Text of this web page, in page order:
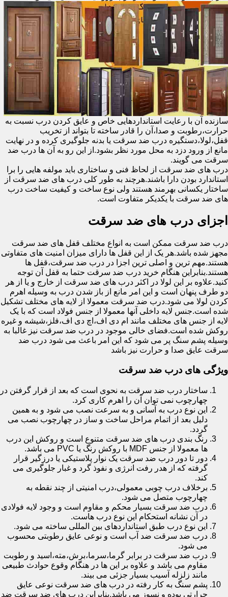
سازنده آن با رعایت استانداردهایی خاص و عایق کردن درب نسبت به
حرارت،رطوبت و صدا،آن را قادر ساخته تا بتواند از تخریب
قفل،لولا،دستگیره درب ضد سرقت یا بدنه جلوگیری کرده و در نهایت
مانع از ورود دزد به محل مورد نظر بشود.از این رو به آن ها درب ضد
سرقت می گویند.
درب های ضد سرقت از لحاظ فنی و ساختاری باید مولفه هایی را برا
استاندارد بودن دارا باشند.هرچند به طور کلی درب های ضد سرقت از
ساختار یکسانی بهرمند هستند ولی نوع ساخت و کیفیت ساخت درب
های ضد سرقت با یکدیکر متفاوت است.
اجزای درب های ضد سرقت
درب ضد سرقت ممکن است به انواع مختلف قفل های ضد سرقت
مجهز شده باشد.هر یک از این قفل ها دارای میزان امنیت های متفاوتی
هستند.مهم ترین و اصلی ترین اجزا در درب ضد سرقت،قفل ها
هستند.بنابراین هنگام خرید درب ضد سرقت حتما به قفل آن توجه
کنید.علاوه بر این لولا در اکثر درب های ضد سرقت از خارج و یا از هر
دو طرف پنهان است و این امر مانع از باز شدن درب به وسیله اهرم
کردن لولا می شود.درب ضد سرقت معمولا از لایه های مختلف تشکیل
شده است.جنس لایه داخلی آنها معمولا از جنس فولاد است که با یک
لایه از جنس های مختلف مانند ام دی اف،اچ دی اف،فلز،شیشه و غیره
روکش شده است.فضای خالی موجود در درب ضد سرقت نیز غالبا به
وسیله پشم سنگ پر می شود که این امر باعث می شود درب ضد
سرقت عایق صدا و حرارت نیز باشد
ویژگی های درب ضد سرقت
ساختار درب ضد سرقت به نحوی است که بعد از قرار گرفتن در
چهارچوب نمی توان آن را اهرم کاری کرد.
این نوع درب به آسانی و به سرعت نصب می شود و به همین
دلیل بعد از اتمام مراحل ساخت و ساز در چهارچوب نصب می
گردد.
رنگ بندی درب های ضد سرقت متنوع است و روکش این درب
ها معمولا از جنس MDF با روکش رنگ یا PVC می باشد.
دور تا دور درب ضد سرقت یک نوار پلاستیکی یا درزگیر قرار
گرفته که از هدر رفت انرژی و نفوذ گرد و غبار جلوگیری می
کند.
برخلاف درب چوبی معمولی،درب امنیتی از چند نقطه به
چهارچوب متصل می شود.
درب ضد سرقت بسیار محکم و مقاوم است و وجود لایه فولادی
در آن نشانه استحکام این نوع درب هاست.
این نوع درب طبق استانداردهای بین المللی ساخته می شود.
درب ضد سرقت ضد آب است و نوعی عایق رطوبتی محسوب
می شود.
درب ضد سرقت در برابر گرما،سرما،برش،مته،اسید و رطوبت
مقاوم می باشد و علاوه بر این ها در هنگام وقوع حوادث طبیعی
مانند زلزله آسیب بسیار جزئی می بیند.
پشم سنگ به کار رفته در درب های ضد سرقت نوعی عایق
حرارتی بوده و نسوز می باشد.بنابراین درب های ضد سرقت ضد